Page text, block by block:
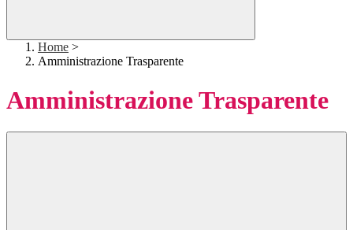
Home >
Amministrazione Trasparente
Amministrazione Trasparente